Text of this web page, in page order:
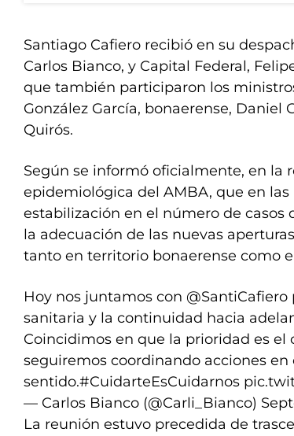
Santiago Cafiero recibió en su
Carlos Bianco, y Capital Federal,
que también participaron los
González García, bonaerense, Daniel
Quirós.
Según se informó oficialmente, en la
epidemiológica del AMBA, que en
estabilización en el número de casos
la adecuación de las nuevas
tanto en territorio bonaerense como
Hoy nos juntamos con @SantiCafiero
sanitaria y la continuidad hacia
Coincidimos en que la prioridad es el
seguiremos coordinando acciones en
sentido.#CuidarteEsCuidarnos
— Carlos Bianco (@Carli_Bianco)
La reunión estuvo precedida de